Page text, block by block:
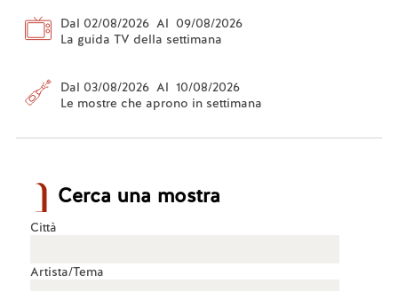
Dal 02/08/2026 Al 09/08/2026
La guida TV della settimana
Dal 03/08/2026 Al 10/08/2026
Le mostre che aprono in settimana
Cerca una mostra
Città
Artista/Tema